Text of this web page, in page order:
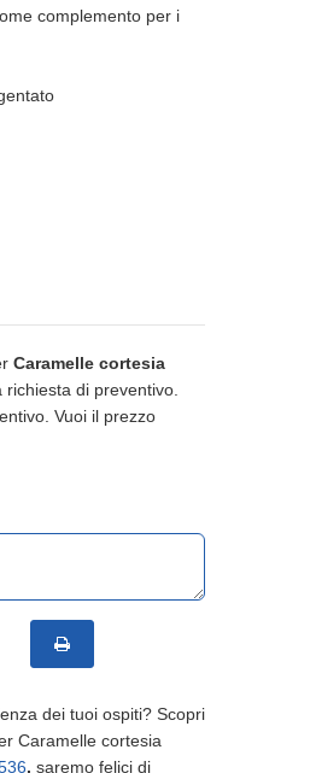
complemento per i
Caramelle cortesia
richiesta di preventivo.
Vuoi il prezzo
dei tuoi ospiti? Scopri
Caramelle cortesia
, saremo felici di